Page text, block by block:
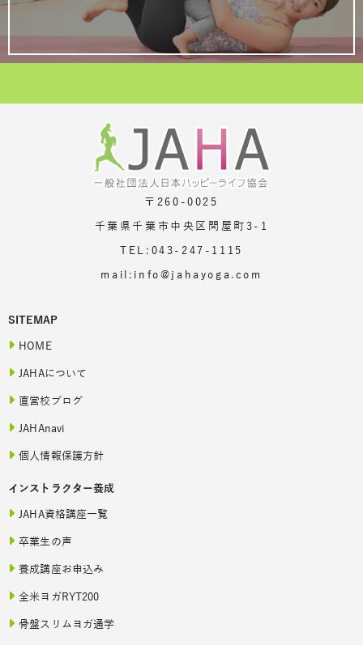
〒260-0025
千葉県千葉市中央区問屋町3-1
TEL:043-247-1115
mail:info@jahayoga.com
SITEMAP
HOME
JAHAについて
直営校ブログ
JAHAnavi
個人情報保護方針
インストラクター養成
JAHA資格講座一覧
卒業生の声
養成講座お申込み
全米ヨガRYT200
骨盤スリムヨガ通学